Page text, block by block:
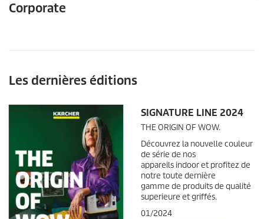
Corporate
Les dernières éditions
SIGNATURE LINE 2024
THE ORIGIN OF WOW.
Découvrez la nouvelle couleur
de série de nos
appareils indoor et profitez de
notre toute dernière
gamme de produits de qualité
superieure et griffés.
01/2024